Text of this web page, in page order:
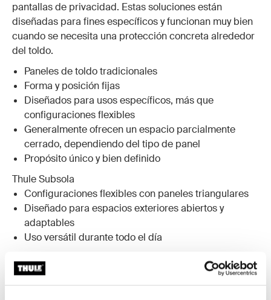
pantallas de privacidad. Estas soluciones están
diseñadas para fines específicos y funcionan muy bien
cuando se necesita una protección concreta alrededor
del toldo.
Paneles de toldo tradicionales
Forma y posición fijas
Diseñados para usos específicos, más que
configuraciones flexibles
Generalmente ofrecen un espacio parcialmente
cerrado, dependiendo del tipo de panel
Propósito único y bien definido
Thule Subsola
Configuraciones flexibles con paneles triangulares
Diseñado para espacios exteriores abiertos y
adaptables
Uso versátil durante todo el día
Thule Subsola complementa las soluciones
tradicionales más que sustituirlas, al ofrecer una forma
flexible de ajustar la privacidad, la sombra y la